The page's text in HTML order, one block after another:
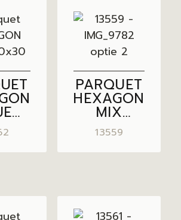
PARQUET
HEXAGON
MIX
SUNSET
BROWN –
CREAM
13559